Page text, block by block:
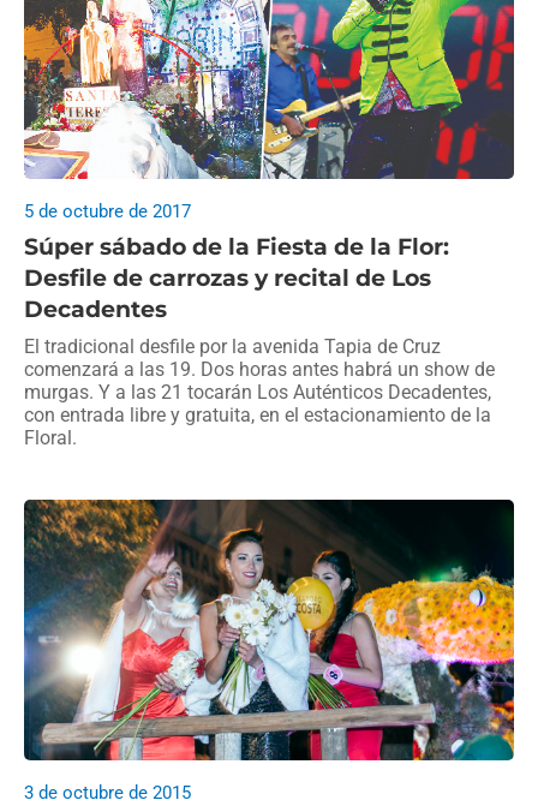
Súper sábado de la Fiesta de la Flor:
Desfile de carrozas y recital de Los
Decadentes
5 de octubre de 2017
El tradicional desfile por la avenida Tapia de Cruz
comenzará a las 19. Dos horas antes habrá un show de
murgas. Y a las 21 tocarán Los Auténticos Decadentes,
con entrada libre y gratuita, en el estacionamiento de la
Floral.
3 de octubre de 2015